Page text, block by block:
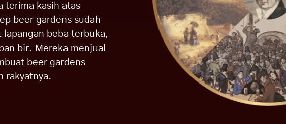
terima kasih atas
beer gardens sudah
beba terbuka,
bir. Mereka menjual
beer gardens
rakyatnya.